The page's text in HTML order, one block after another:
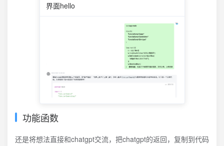
界面hello
功能函数
还是将想法直接和chatgpt交流，把chatgpt的返回，复制到代码